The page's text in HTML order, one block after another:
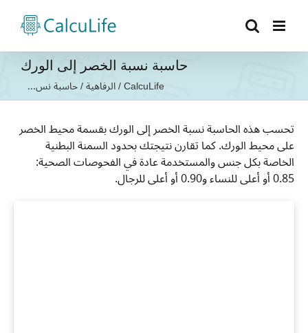
حاسبة نسبة الخصر إلى الورك
CalcuLife
/الرفاهية/حاسبة نس...
تحسب هذه الحاسبة نسبة الخصر إلى الورك بقسمة محيط الخصر
على محيط الورك. كما تقارن نتيجتك بحدود السمنة البطنية
الخاصة بكل جنس والمستخدمة عادة في الفحوصات الصحية:
0.85 أو أعلى للنساء و0.90 أو أعلى للرجال.